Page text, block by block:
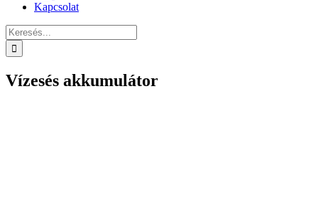
Kapcsolat
Keresés...
Vízesés akkumulátor